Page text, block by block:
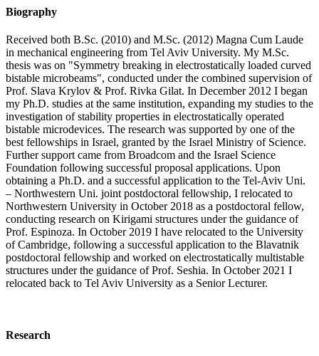
Biography
Received both B.Sc. (2010) and M.Sc. (2012) Magna Cum Laude
in mechanical engineering from Tel Aviv University. My M.Sc.
thesis was on "Symmetry breaking in electrostatically loaded curved
bistable microbeams", conducted under the combined supervision of
Prof. Slava Krylov & Prof. Rivka Gilat. In December 2012 I began
my Ph.D. studies at the same institution, expanding my studies to the
investigation of stability properties in electrostatically operated
bistable microdevices. The research was supported by one of the
best fellowships in Israel, granted by the Israel Ministry of Science.
Further support came from Broadcom and the Israel Science
Foundation following successful proposal applications. Upon
obtaining a Ph.D. and a successful application to the Tel-Aviv Uni.
– Northwestern Uni. joint postdoctoral fellowship, I relocated to
Northwestern University in October 2018 as a postdoctoral fellow,
conducting research on Kirigami structures under the guidance of
Prof. Espinoza. In October 2019 I have relocated to the University
of Cambridge, following a successful application to the Blavatnik
postdoctoral fellowship and worked on electrostatically multistable
structures under the guidance of Prof. Seshia. In October 2021 I
relocated back to Tel Aviv University as a Senior Lecturer.
Research